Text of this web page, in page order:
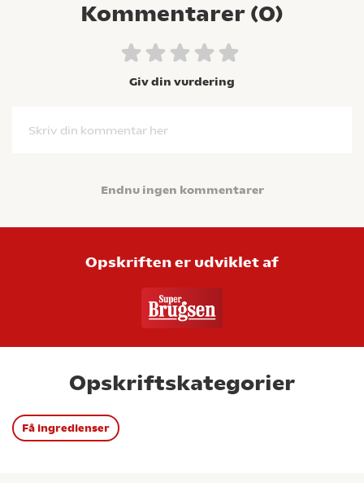
Kommentarer (0)
Giv din vurdering
Skriv din kommentar her
Endnu ingen kommentarer
Opskriften er udviklet af
Opskriftskategorier
Få ingredienser